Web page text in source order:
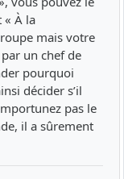
« À la
mais votre
un chef de
pourquoi
décider s’il
pas le
il a sûrement